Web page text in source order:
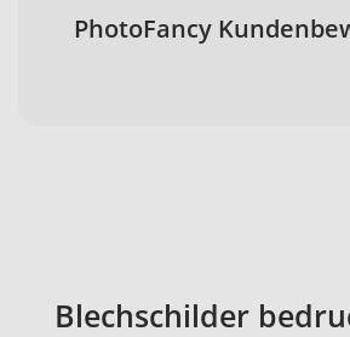
PhotoFancy
Blechschilder